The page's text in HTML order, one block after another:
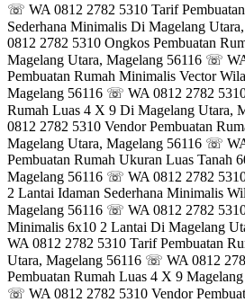
☏ WA 0812 2782 5310 Tarif
Sederhana Minimalis Di Magelang
0812 2782 5310 Ongkos Pembuatan
Magelang Utara, Magelang 56116 ☏
Pembuatan Rumah Minimalis Vector
Magelang 56116 ☏ WA 0812 2782
Rumah Luas 4 X 9 Di Magelang Utara,
0812 2782 5310 Vendor Pembuatan
Magelang Utara, Magelang 56116 ☏
Pembuatan Rumah Ukuran Luas Tanah
Magelang 56116 ☏ WA 0812 2782
2 Lantai Idaman Sederhana Minimalis
Magelang 56116 ☏ WA 0812 2782
Minimalis 6x10 2 Lantai Di Magelang
WA 0812 2782 5310 Tarif Pembuatan
Utara, Magelang 56116 ☏ WA 0812
Pembuatan Rumah Luas 4 X 9
☏ WA 0812 2782 5310 Vendor